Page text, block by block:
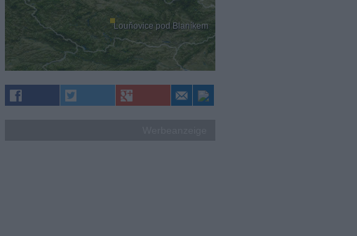
Louňovice pod Blaníkem